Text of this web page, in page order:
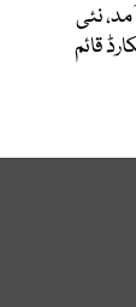
نئی
قائم